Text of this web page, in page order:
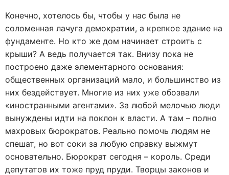
Конечно, хотелось бы, чтобы у нас была не
соломенная лачуга демократии, а крепкое здание на
фундаменте. Но кто же дом начинает строить с
крыши? А ведь получается так. Внизу пока не
построено даже элементарного основания:
общественных организаций мало, и большинство из
них бездействует. Многие из них уже обозвали
«иностранными агентами». За любой мелочью люди
вынуждены идти на поклон к власти. А там – полно
махровых бюрократов. Реально помочь людям не
спешат, но вот соки за любую справку выжмут
основательно. Бюрократ сегодня – король. Среди
депутатов их тоже пруд пруди. Творцы законов и